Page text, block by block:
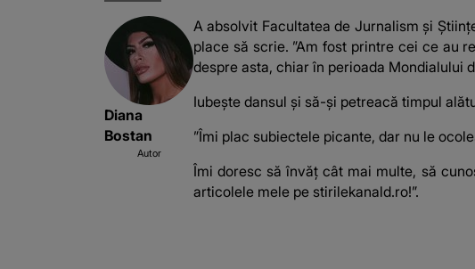
Diana
Bostan
Autor
A absolvit Facultatea de Jurnalism și
place să scrie. ”Am fost printre cei ce au
despre asta, chiar în perioada Mondialului
Iubește dansul și să-și petreacă timpul
”Îmi plac subiectele picante, dar nu le
Îmi doresc să învăț cât mai multe, să
articolele mele pe stirilekanald.ro!”.